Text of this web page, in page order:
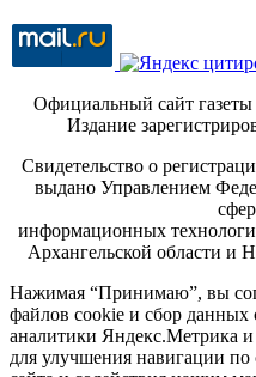
Официальный сайт
Издание
Свидетельство о
выдано Управлением
информационных
Архангельской области и
Нажимая “Принимаю”, вы
файлов cookie и сбор
аналитики Яндекс.Метрика
для улучшения навигации по